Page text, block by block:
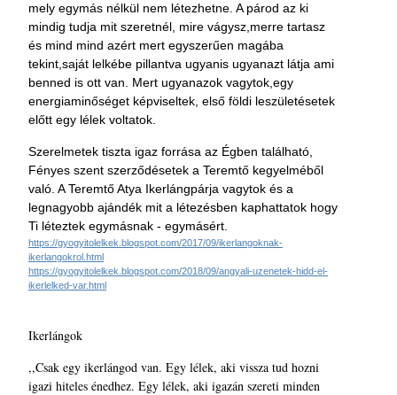
mely egymás nélkül nem létezhetne. A párod az ki
mindig tudja mit szeretnél, mire vágysz,merre tartasz
és mind mind azért mert egyszerűen magába
tekint,saját lelkébe pillantva ugyanis ugyanazt látja ami
benned is ott van. Mert ugyanazok vagytok,egy
energiaminőséget képviseltek, első földi leszületésetek
előtt egy lélek voltatok.
Szerelmetek tiszta igaz forrása az Égben található,
Fényes szent szerződésetek a Teremtő kegyelméből
való. A Teremtő Atya Ikerlángpárja vagytok és a
legnagyobb ajándék mit a létezésben kaphattatok hogy
Ti léteztek egymásnak - egymásért.
https://gyogyitolelkek.blogspot.com/2017/09/ikerlangoknak-
ikerlangokrol.html
https://gyogyitolelkek.blogspot.com/2018/09/angyali-uzenetek-hidd-el-
ikerlelked-var.html
Ikerlángok
,,Csak egy ikerlángod van. Egy lélek, aki vissza tud hozni
igazi hiteles énedhez. Egy lélek, aki igazán szereti minden